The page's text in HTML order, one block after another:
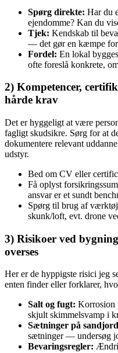
Spørg direkte: Har du
ejendomme? Kan du
Tjek: Kendskab til
— det gør en kæmpe
Fordel: En lokal
ofte foreslå konkrete,
2) Kompetencer,
hårde krav
Det er hyggeligt at være
fagligt skudsikre. Sørg for at
dokumentere relevant
udstyr.
Bed om CV eller
Få oplyst
ansvar er et sundt
Spørg til brug af
skunk/loft, evt. drone
3) Risikoer ved
overses
Her er de hyppigste risici jeg
enten finder eller forklarer,
Salt og fugt: Korrosion
skjult skimmelsvamp i
Sætninger på
sætninger — undersøg
Bevaringsregler: